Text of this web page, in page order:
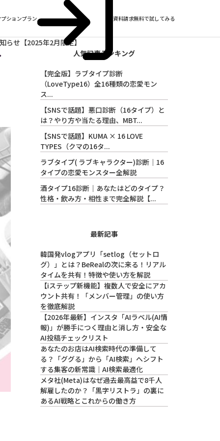
ションプラン 資料請求無料で試してみる
らせ【2025年2月限定】
人気記事ランキング
【完全版】ラブタイプ診断
（LoveType16）全16種類の恋愛モン
ス...
【SNSで話題】悪口診断（16タイプ）と
は？やり方や当たる理由、MBT...
【SNSで話題】KUMA × 16 LOVE
TYPES（クマの16タ...
ラブタイプ( ラブキャラクター)診断｜16
タイプの恋愛モンスター全解説
酒タイプ16診断｜あなたはどのタイプ？
性格・飲み方・相性まで完全解説【...
最新記事
韓国発vlogアプリ「setlog（セットロ
グ）」とは？BeRealの次に来る！リアル
タイムを共有！特徴や使い方を解説
【iステップ新機能】複数人で安全にアカ
ウント共有！「メンバー管理」の使い方
を徹底解説
【2026年最新】インスタ「AIラベル(AI情
報)」が勝手につく理由と消し方・安全な
AI投稿チェックリスト
あなたのお店はAI検索時代の準備して
る？「ググる」から「AI検索」へシフト
する集客の新常識｜AI検索最適化
メタ社(Meta)はなぜ過去最高益で8千人
解雇したのか？「黒字リストラ」の裏に
あるAI戦略とこれからの働き方